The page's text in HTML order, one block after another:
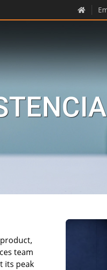
team
its peak